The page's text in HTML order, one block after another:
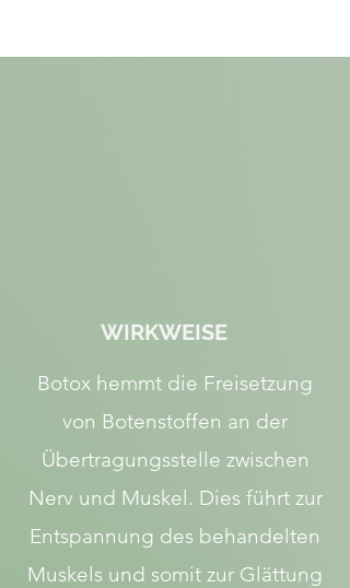
WIRKWEISE
Botox hemmt die Freisetzung
von Botenstoffen an der
Übertragungsstelle zwischen
Nerv und Muskel. Dies führt zur
Entspannung des behandelten
Muskels und somit zur Glättung